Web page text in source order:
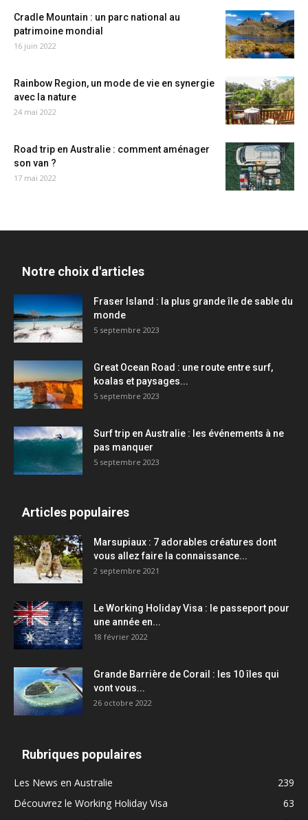
Cradle Mountain : un parc national au
patrimoine mondial
16 juin 2022
Rainbow Region, un mode de vie en synergie
avec la nature
24 mai 2022
Road trip en Australie : comment aménager
son van ?
17 mai 2022
Notre choix d'articles
Fraser Island : la plus grande île de sable du
monde
5 septembre 2023
Great Ocean Road : une route entre surf,
koalas et paysages...
5 septembre 2023
Surf trip en Australie : les événements à ne
pas manquer
5 septembre 2023
Articles populaires
Marsupiaux : 7 adorables créatures dont
vous allez faire la connaissance...
2 septembre 2021
Le Working Holiday Visa : le passeport pour
une année en...
18 février 2022
Grande Barrière de Corail : les 10 îles qui
vont vous...
26 octobre 2022
Rubriques populaires
Les News en Australie
239
Découvrez le Working Holiday Visa
63